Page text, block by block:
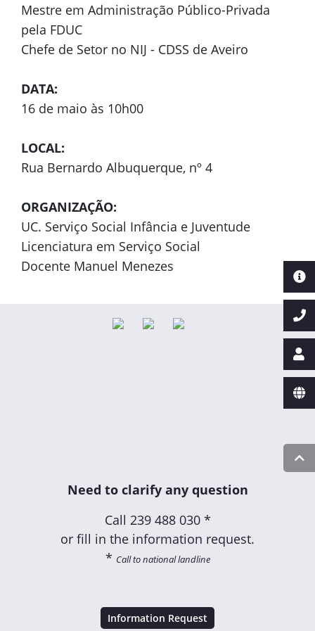
Mestre em Administração Público-Privada
pela FDUC
Chefe de Setor no NIJ - CDSS de Aveiro
DATA:
16 de maio às 10h00
LOCAL:
Rua Bernardo Albuquerque, nº 4
ORGANIZAÇÃO:
UC. Serviço Social Infância e Juventude
Licenciatura em Serviço Social
Docente Manuel Menezes
Need to clarify any question
Call 239 488 030 *
or fill in the information request.
* Call to national landline
Information Request